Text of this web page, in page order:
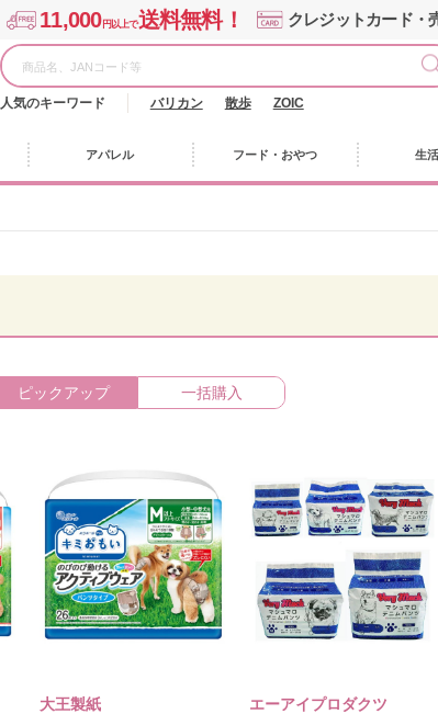
11,000円以上で送料無料！ クレジットカード・
人気のキーワード バリカン 散歩 ZOIC
アパレル フード・おやつ 生
ピックアップ 一括購入
大王製紙 エーアイプロダクツ